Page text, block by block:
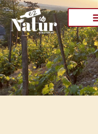
Skip
to
content